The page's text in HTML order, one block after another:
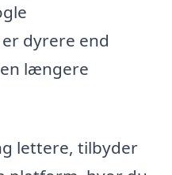
dyrere end
længere
lettere, tilbyder